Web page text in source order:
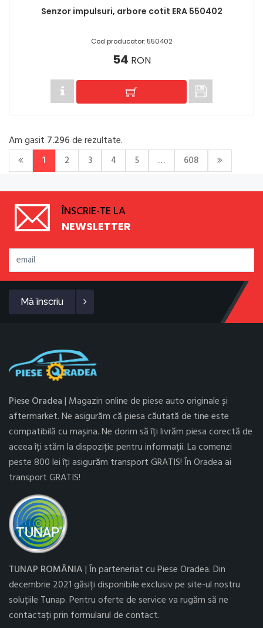
Senzor impulsuri, arbore cotit ERA 550402
Cod producator: 550402
54 RON
Am gasit 7.296de rezultate.
1 2 3 4 5 … 608
ÎNSCRIE-TE LA
NEWSLETTER
Mă înscriu
Piese Oradea| Magazin online de piese auto originale și
aftermarket. Ne asigurăm că piesa căutată de tine este
compatibilă cu mașina. Ne dorim să îți livrăm piesa corectă de
aceea îți stăm la dispoziție pentru informații. La comenzi
peste 800 lei îți asigurăm transport GRATIS! În Oradea ai
transport GRATIS!
TUNAP ROMÂNIA| În parteneriat cu Piese Oradea. Din
decembrie 2021 găsiți disponibile exclusiv pe site-ul nostru
soluțiile Tunap. Pentru oferte de service va rugăm să ne
contactați prin formularul de contact.